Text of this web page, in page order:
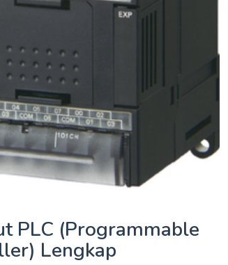
PLC (Programmable
Lengkap